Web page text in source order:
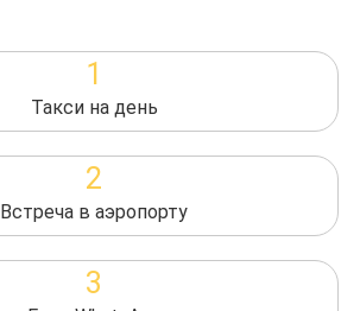
1
Такси на день
2
Встреча в аэропорту
3